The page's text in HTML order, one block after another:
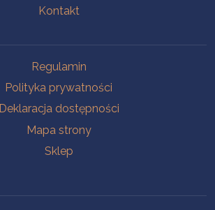
Kontakt
Regulamin
Polityka prywatności
Deklaracja dostępności
Mapa strony
Sklep